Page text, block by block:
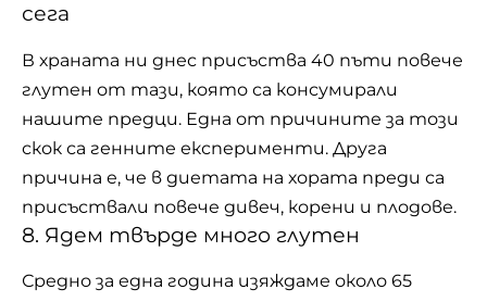
сега
В храната ни днес присъства 40 пъти повече
глутен от тази, която са консумирали
нашите предци. Една от причините за този
скок са генните експерименти. Друга
причина е, че в диетата на хората преди са
присъствали повече дивеч, корени и плодове.
8. Ядем твърде много глутен
Средно за една година изяждаме около 65